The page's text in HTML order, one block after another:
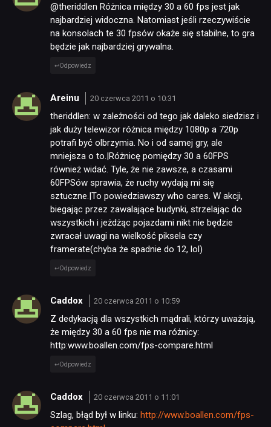
@theriddlen Różnica między 30 a 60 fps jest jak
najbardziej widoczna. Natomiast jeśli rzeczywiście
na konsolach te 30 fpsów okaże się stabilne, to gra
będzie jak najbardziej grywalna.
Odpowiedz
Areinu 20 czerwca 2011 o 10:31
theriddlen: w zależności od tego jak daleko siedzisz i
jak duży telewizor różnica między 1080p a 720p
potrafi być olbrzymia. No i od samej gry, ale
mniejsza o to.|Różnicę pomiędzy 30 a 60FPS
również widać. Tyle, że nie zawsze, a czasami
60FPSów sprawia, że ruchy wydają mi się
sztuczne.|To powiedziawszy who cares. W akcji,
biegając przez zawalające budynki, strzelając do
wszystkich i jeżdżąc pojazdami nikt nie będzie
zwracał uwagi na wielkość piksela czy
framerate(chyba że spadnie do 12, lol)
Odpowiedz
Caddox 20 czerwca 2011 o 10:59
Z dedykacją dla wszystkich mądrali, którzy uważają,
że między 30 a 60 fps nie ma różnicy:
http:www.boallen.com/fps-compare.html
Odpowiedz
Caddox 20 czerwca 2011 o 11:01
Szlag, błąd był w linku: http://www.boallen.com/fps-